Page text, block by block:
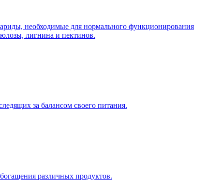
необходимые для нормального функционирования
лигнина и пектинов.
за балансом своего питания.
различных продуктов.